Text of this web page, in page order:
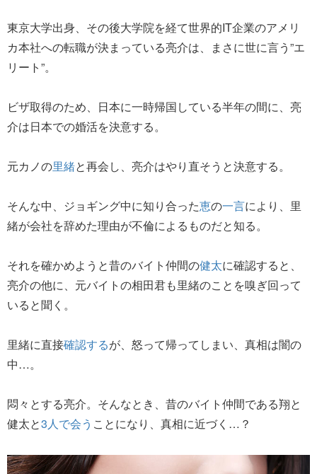
東京大学出身、その後大学院を経て世界的IT企業のアメリ
カ本社への転職が決まっている亮介は、まさに世に言う”エ
リート”。
ビザ取得のため、日本に一時帰国している半年の間に、亮
介は日本での婚活を決意する。
元カノの里緒と再会し、亮介はやり直そうと決意する。
そんな中、ジョギング中に知り合った恵の一言により、里
緒が会社を辞めた理由が不倫によるものだと知る。
それを確かめようと昔のバイト仲間の健太に確認すると、
亮介の他に、元バイトの相田君も里緒のことを嗅ぎ回って
いると聞く。
里緒に直接確認するが、怒って帰ってしまい、真相は闇の
中…。
悶々とする亮介。そんなとき、昔のバイト仲間である翔と
健太と3人で会う ことになり、真相に近づく…？